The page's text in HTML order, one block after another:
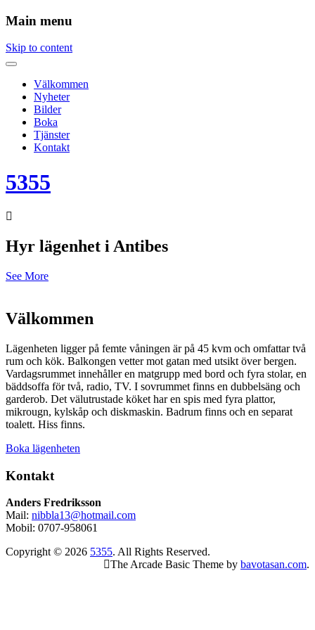
Main menu
Skip to content
Välkommen
Nyheter
Bilder
Boka
Tjänster
Kontakt
5355
Hyr lägenhet i Antibes
See More
Välkommen
Lägenheten ligger på femte våningen är på 45 kvm och omfattar två
rum och kök. Balkongen vetter mot gatan med utsikt över bergen.
Vardagsrummet innehåller en matgrupp med bord och fyra stolar, en
bäddsoffa för två, radio, TV. I sovrummet finns en dubbelsäng och
garderob. Det välutrustade köket har en spis med fyra plattor,
mikrougn, kylskåp och diskmaskin. Badrum finns och en separat
toalett. Hiss finns.
Boka lägenheten
Kontakt
Anders Fredriksson
Mail: nibbla13@hotmail.com
Mobil: 0707-958061
Copyright © 2026 5355. All Rights Reserved.
The Arcade Basic Theme by bavotasan.com.